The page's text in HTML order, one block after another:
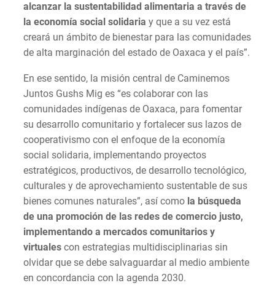
alcanzar la sustentabilidad alimentaria a través de
la economía social solidaria y que a su vez está
creará un ámbito de bienestar para las comunidades
de alta marginación del estado de Oaxaca y el país”.
En ese sentido, la misión central de Caminemos
Juntos Gushs Mig es “es colaborar con las
comunidades indígenas de Oaxaca, para fomentar
su desarrollo comunitario y fortalecer sus lazos de
cooperativismo con el enfoque de la economía
social solidaria, implementando proyectos
estratégicos, productivos, de desarrollo tecnológico,
culturales y de aprovechamiento sustentable de sus
bienes comunes naturales”, así como la búsqueda
de una promoción de las redes de comercio justo,
implementando a mercados comunitarios y
virtuales con estrategias multidisciplinarias sin
olvidar que se debe salvaguardar al medio ambiente
en concordancia con la agenda 2030.